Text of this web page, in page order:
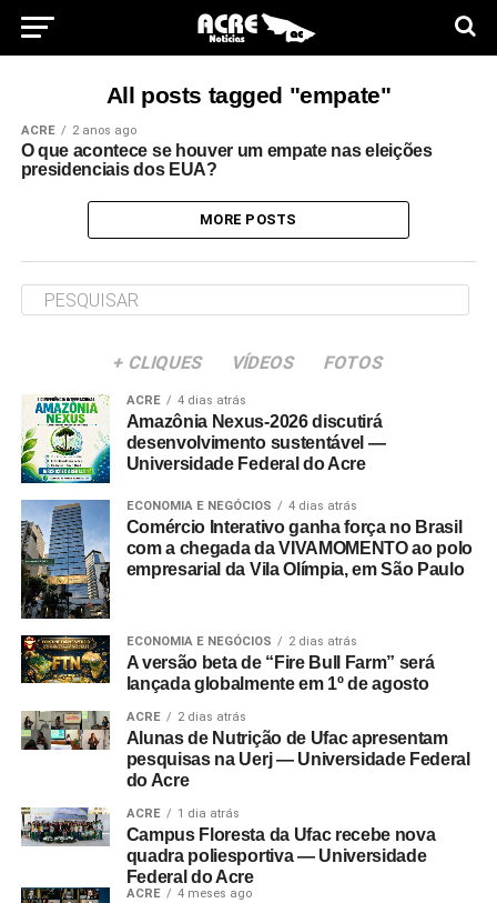
All posts tagged "empate"
ACRE 2 anos ago
O que acontece se houver um empate nas eleições
presidenciais dos EUA?
MORE POSTS
+ CLIQUES VÍDEOS FOTOS
ACRE 4 dias atrás
Amazônia Nexus-2026 discutirá
desenvolvimento sustentável —
Universidade Federal do Acre
ECONOMIA E NEGÓCIOS 4 dias atrás
Comércio Interativo ganha força no Brasil
com a chegada da VIVAMOMENTO ao polo
empresarial da Vila Olímpia, em São Paulo
ECONOMIA E NEGÓCIOS 2 dias atrás
A versão beta de “Fire Bull Farm” será
lançada globalmente em 1º de agosto
ACRE 2 dias atrás
Alunas de Nutrição de Ufac apresentam
pesquisas na Uerj — Universidade Federal
do Acre
ACRE 1 dia atrás
Campus Floresta da Ufac recebe nova
quadra poliesportiva — Universidade
Federal do Acre
ACRE 4 meses ago